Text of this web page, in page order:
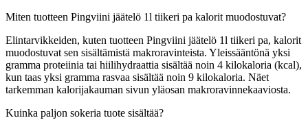
Miten tuotteen Pingviini jäätelö 1l tiikeri pa kalorit muodostuvat?
Elintarvikkeiden, kuten tuotteen Pingviini jäätelö 1l tiikeri pa, kalorit
muodostuvat sen sisältämistä makroravinteista. Yleissääntönä yksi
gramma proteiinia tai hiilihydraattia sisältää noin 4 kilokaloria (kcal),
kun taas yksi gramma rasvaa sisältää noin 9 kilokaloria. Näet
tarkemman kalorijakauman sivun yläosan makroravinnekaaviosta.
Kuinka paljon sokeria tuote sisältää?